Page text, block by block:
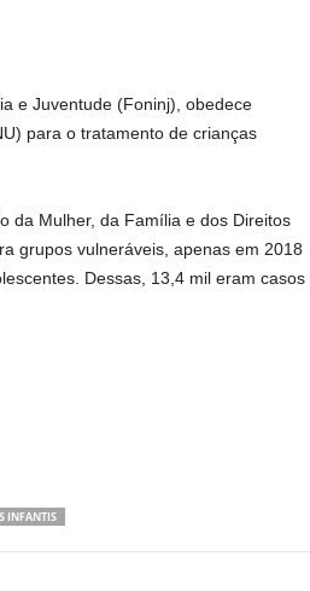
e Juventude (Foninj), obedece
para o tratamento de crianças
da Mulher, da Família e dos Direitos
grupos vulneráveis, apenas em 2018
Dessas, 13,4 mil eram casos
INFANTIS